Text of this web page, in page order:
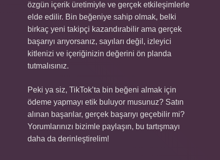
özgün içerik üretimiyle ve gerçek etkileşimlerle
elde edilir. Bin beğeniye sahip olmak, belki
birkaç yeni takipçi kazandırabilir ama gerçek
başarıyı arıyorsanız, sayıları değil, izleyici
kitlenizi ve içeriğinizin değerini ön planda
tutmalısınız.
Peki ya siz, TikTok’ta bin beğeni almak için
ödeme yapmayı etik buluyor musunuz? Satın
alınan başarılar, gerçek başarıyı geçebilir mi?
Yorumlarınızı bizimle paylaşın, bu tartışmayı
daha da derinleştirelim!